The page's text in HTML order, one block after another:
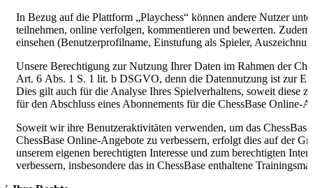
In Bezug auf die Plattform „Playchess“ können andere Nutzer
teilnehmen, online verfolgen, kommentieren und bewerten.
einsehen (Benutzerprofilname, Einstufung als Spieler,
Unsere Berechtigung zur Nutzung Ihrer Daten im Rahmen der
Art. 6 Abs. 1 S. 1 lit. b DSGVO, denn die Datennutzung ist zur
Dies gilt auch für die Analyse Ihres Spielverhaltens, soweit diese
für den Abschluss eines Abonnements für die ChessBase Online-
Soweit wir ihre Benutzeraktivitäten verwenden, um das
ChessBase Online-Angebote zu verbessern, erfolgt dies auf der
unserem eigenen berechtigten Interesse und zum berechtigten
verbessern, insbesondere das in ChessBase enthaltene